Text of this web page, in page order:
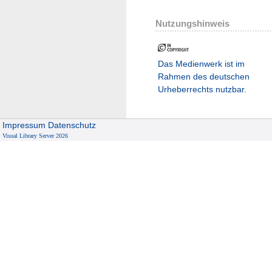
Nutzungshinweis
Das Medienwerk ist im
Rahmen des deutschen
Urheberrechts nutzbar.
Impressum Datenschutz
Visual Library Server 2026